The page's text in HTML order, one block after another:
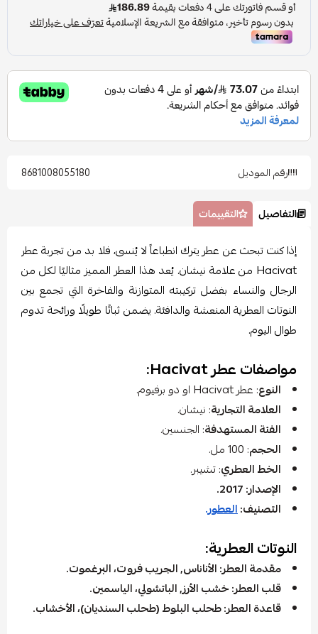
رقم الموديل 8681008055180
التفاصيل التقييمات
إذا كنت تبحث عن عطر يترك انطباعاً لا يُنسى، فلا بد من تجربة عطر
Hacivat من علامة نيشان. يُعد هذا العطر المميز مثاليًا لكل من
الرجال والنساء بفضل تركيبته المتوازنة والفاخرة التي تجمع بين
النوتات العطرية المنعشة والدافئة. يضمن ثباتًا طويلًا ورائحة تدوم
طوال اليوم.
مواصفات عطر Hacivat:
النوع: عطر Hacivat او دو برفيوم.
العلامة التجارية: نيشان.
الفئة المستهدفة: الجنسين.
الحجم: 100 مل.
الخط العطري: تشيبر.
الإصدار: 2017.
التصنيف:العطور.
النوتات العطرية:
مقدمة العطر: الأناناس, الجريب فروت، البرغموت.
قلب العطر: خشب الأرز, الباتشولي، الياسمين.
قاعدة العطر: طحلب البلوط (طحلب السنديان)، الأخشاب.